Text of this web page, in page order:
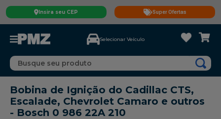
Insira seu CEP Super Ofertas
Selecionar Veículo
Busque seu produto
Bobina de Ignição do Cadillac CTS,
Escalade, Chevrolet Camaro e outros
- Bosch 0 986 22A 210